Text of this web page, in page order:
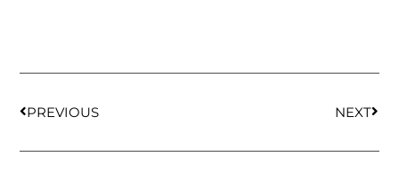
PREVIOUS NEXT